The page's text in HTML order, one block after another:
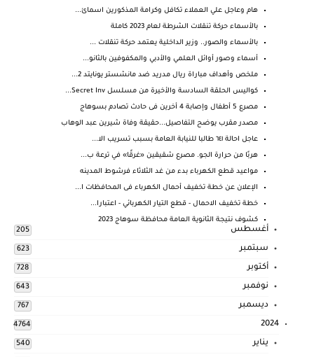
هام وعاجل علي العملاء تكافل وكرامة المذكورين اسمائ...
بالأسماء حركة تنقلات الشرطة لعام 2023 كاملة
بالأسماء والصور.. وزير الداخلية يعتمد حركة تنقلات ...
أسماء وصور أوائل العلمي والأدبي والمكفوفين بالثانو...
ملخص وأهداف مباراة ريال مدريد ضد مانشستر يونايتد 2...
كواليس الحلقة السادسة والأخيرة من مسلسل Secret Inv...
مصرع 5 أطفال وإصابة 4 أخرين فى حادث تصادم بسوهاج
مصدر مقرب يوضح التفاصيل...حقيقة وفاة شيرين عبد الوهاب
عاجل احالة ٦٤١ طالبا للنيابة العامة بسبب تسريب الا...
هربًا من حرارة الجو. مصرع شقيقين «غرقًا» في ترعة ب...
مواعيد قطع الكهرباء بدء من غد الثلاثاء فرشوط المدينه
الإعلان عن خطة تخفيف أحمال الكهرباء فى المحافظات ا...
خطة تخفيف الاحمال - قطع التيار الكهربائي - اعتبارا...
كشوف نتيجة الثانوية العامة محافظة سوهاج 2023
أغسطس 205
سبتمبر 623
أكتوبر 728
نوفمبر 643
ديسمبر 767
2024
4764
يناير 540